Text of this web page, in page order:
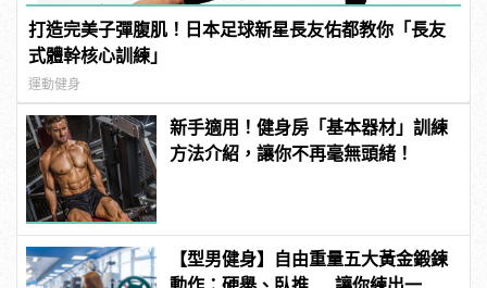
打造完美子彈腹肌！日本足球新星長友佑都教你「長友
式體幹核心訓練」
運動健身
新手適用！健身房「基本器材」訓練
方法介紹，讓你不再毫無頭緒！
【型男健身】自由重量五大黃金鍛鍊